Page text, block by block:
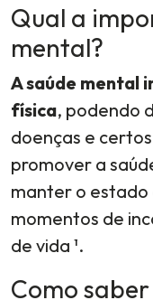
Qual a
mental?
A saúde mental
física, podendo
doenças e
promover a
manter o estado
momentos de
de vida ¹.
Como